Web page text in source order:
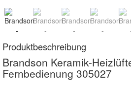
Produktbeschreibung
Brandson Keramik-
Fernbedienung 305027